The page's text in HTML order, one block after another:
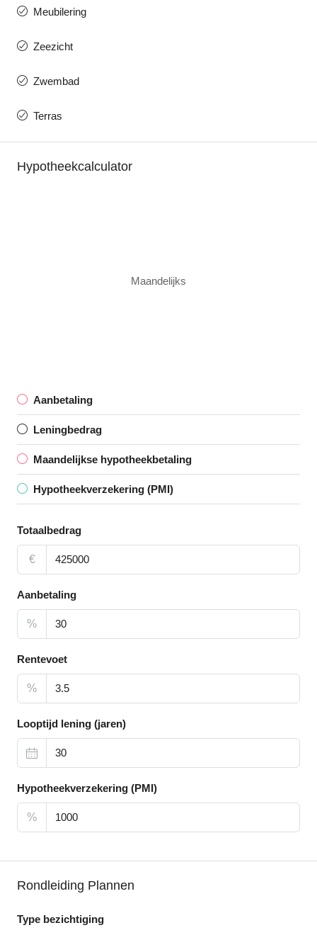
Meubilering
Zeezicht
Zwembad
Terras
Hypotheekcalculator
Maandelijks
Aanbetaling
Leningbedrag
Maandelijkse hypotheekbetaling
Hypotheekverzekering (PMI)
Totaalbedrag
€
Aanbetaling
%
Rentevoet
%
Looptijd lening (jaren)
Hypotheekverzekering (PMI)
%
Rondleiding Plannen
Type bezichtiging